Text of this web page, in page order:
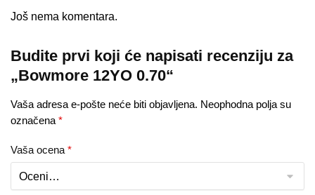
Još nema komentara.
Budite prvi koji će napisati recenziju za
„Bowmore 12YO 0.70“
Vaša adresa e-pošte neće biti objavljena. Neophodna polja su
označena *
Vaša ocena*